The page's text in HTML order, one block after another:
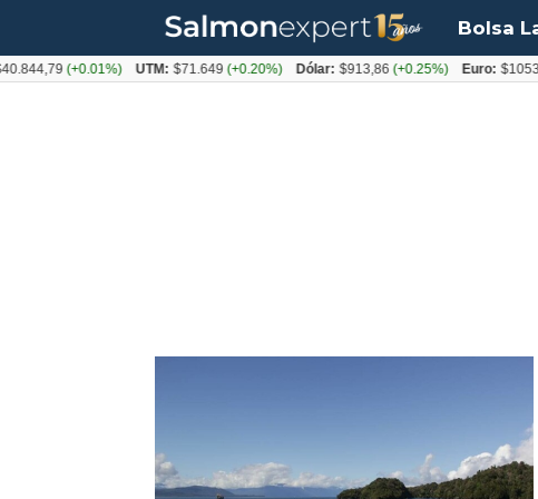
Bolsa
Tag:
(+0.01%) UTM: $71.649(+0.20%) Dólar: $913,86(+0.25%) Euro: